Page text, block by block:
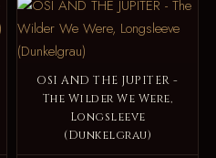
OSI AND THE JUPITER -
The Wilder We Were,
Longsleeve
(Dunkelgrau)